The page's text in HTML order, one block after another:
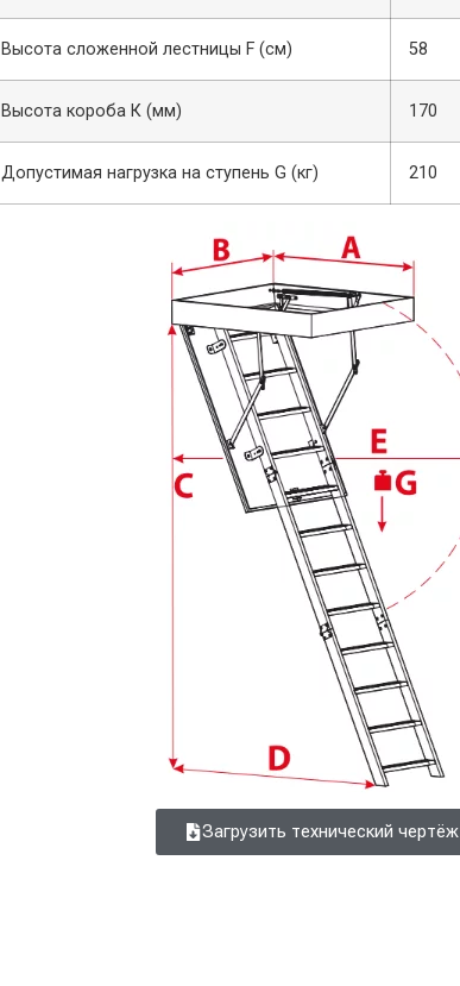
Высота сложенной лестницы F (см) 58
Высота короба К (мм) 170
Допустимая нагрузка на ступень G (кг) 210
Загрузить технический чертёж